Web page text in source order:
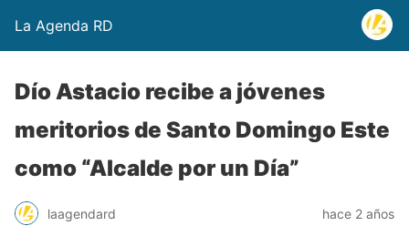
La Agenda RD
Dío Astacio recibe a jóvenes
meritorios de Santo Domingo Este
como “Alcalde por un Día”
laagendard hace 2 años